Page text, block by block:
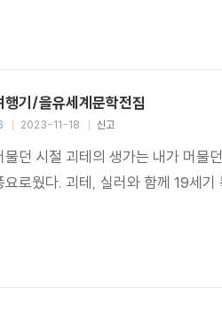
설켜 있는 듯 보이지만 이는 하이네
과거와 현재 그리고 회상과 성찰
회상은 현재의 성찰로 인해 단절
연관성을 가질 때 비로소 의미가 있
에서 유년 시절의 화자가 군인이
테가 집필한 여행기와 곧잘 비교
행기/을유세계문학전집
2023-11-18 신고
던 시절 괴테의 생가는 내가 머물
로웠다. 괴테, 실러와 함께 19세